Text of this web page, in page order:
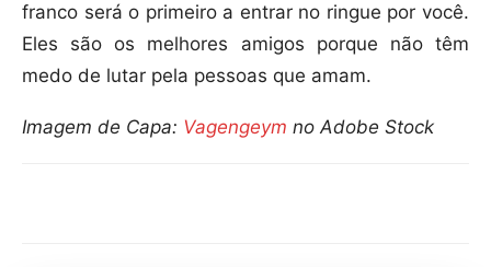
franco será o primeiro a entrar no ringue por você.
Eles são os melhores amigos porque não têm
medo de lutar pela pessoas que amam.
Imagem de Capa: Vagengeym no Adobe Stock